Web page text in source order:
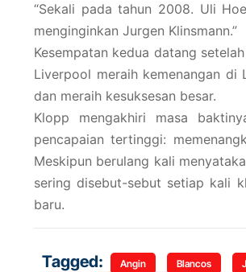
“Sekali pada tahun 2008. Uli
menginginkan Jurgen Klinsmann.”
Kesempatan kedua datang
Liverpool meraih kemenangan di
dan meraih kesuksesan besar.
Klopp mengakhiri masa
pencapaian tertinggi:
Meskipun berulang kali
sering disebut-sebut setiap kali
baru.
Tagged: Angin Blancos